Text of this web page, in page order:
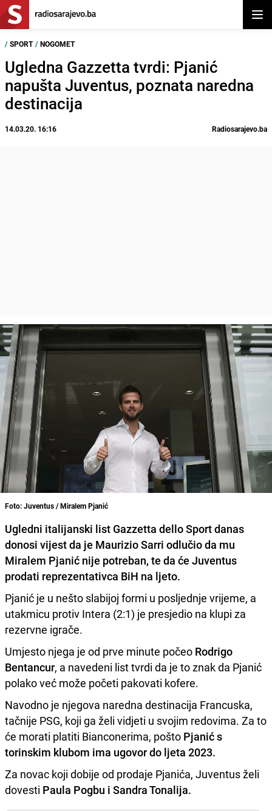
/ SPORT / NOGOMET
Ugledna Gazzetta tvrdi: Pjanić
napušta Juventus, poznata naredna
destinacija
14.03.20. 16:16 Radiosarajevo.ba
Foto: Juventus / Miralem Pjanić
Ugledni italijanski list Gazzetta dello Sport danas
donosi vijest da je Maurizio Sarri odlučio da mu
Miralem Pjanić nije potreban, te da će Juventus
prodati reprezentativca BiH na ljeto.
Pjanić je u nešto slabijoj formi u posljednje vrijeme, a
utakmicu protiv Intera (2:1) je presjedio na klupi za
rezervne igrače.
Umjesto njega je od prve minute počeo Rodrigo
Bentancur, a navedeni list tvrdi da je to znak da Pjanić
polako već može početi pakovati kofere.
Navodno je njegova naredna destinacija Francuska,
tačnije PSG, koji ga želi vidjeti u svojim redovima. Za to
će morati platiti Bianconerima, pošto Pjanić s
torinskim klubom ima ugovor do ljeta 2023.
Za novac koji dobije od prodaje Pjanića, Juventus želi
dovesti Paula Pogbu i Sandra Tonalija.